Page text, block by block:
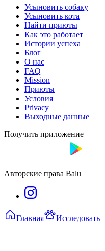
Усыновить собаку
Усыновить кота
Найти приюты
Как это работает
Истории успеха
Блог
О нас
FAQ
Mission
Приюты
Условия
Privacy
Выходные данные
Получить приложение
Авторские права Balu
Главная Исследовать